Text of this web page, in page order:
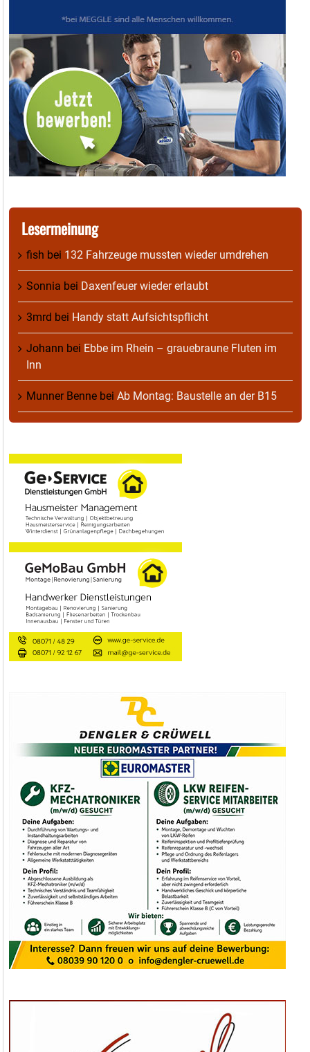
Lesermeinung
fish bei 132 Fahrzeuge mussten wieder umdrehen
Sonnia bei Daxenfeuer wieder erlaubt
3mrd bei Handy statt Aufsichtspflicht
Johann bei Ebbe im Rhein – grauebraune Fluten im
Inn
Munner Benne bei Ab Montag: Baustelle an der B15